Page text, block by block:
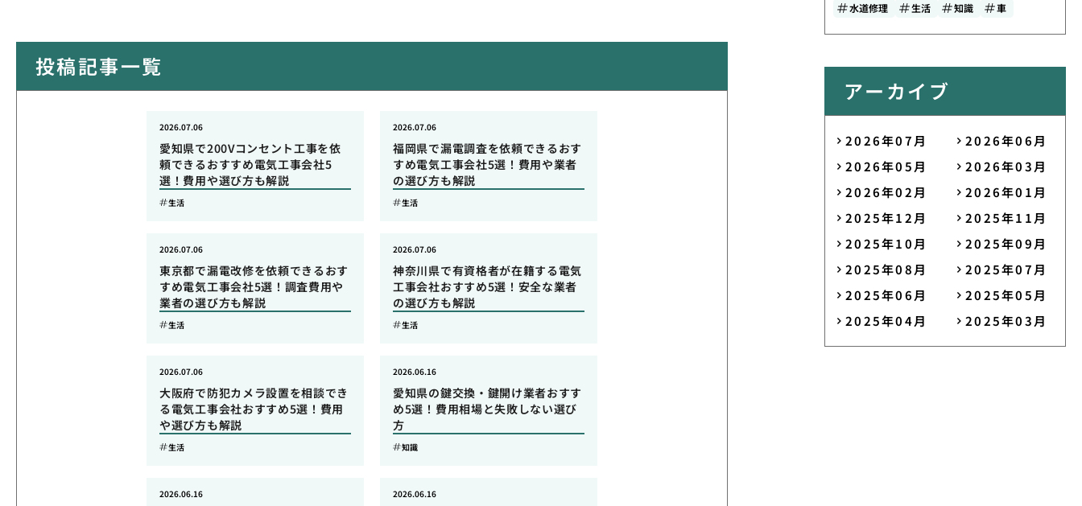
投稿記事一覧
愛知県で200Vコンセント工事を依
頼できるおすすめ電気工事会社5
選！費用や選び方も解説
2026.07.06
生活
福岡県で漏電調査を依頼できるおす
すめ電気工事会社5選！費用や業者
の選び方も解説
2026.07.06
生活
東京都で漏電改修を依頼できるおす
すめ電気工事会社5選！調査費用や
業者の選び方も解説
2026.07.06
生活
神奈川県で有資格者が在籍する電気
工事会社おすすめ5選！安全な業者
の選び方も解説
2026.07.06
生活
大阪府で防犯カメラ設置を相談でき
る電気工事会社おすすめ5選！費用
や選び方も解説
2026.07.06
生活
愛知県の鍵交換・鍵開け業者おすす
め5選！費用相場と失敗しない選び
方
2026.06.16
知識
2026.06.16 2026.06.16
水道修理
生活 知識 車
アーカイブ
2026年07月
2026年06月
2026年05月
2026年03月
2026年02月
2026年01月
2025年12月
2025年11月
2025年10月
2025年09月
2025年08月
2025年07月
2025年06月
2025年05月
2025年04月
2025年03月